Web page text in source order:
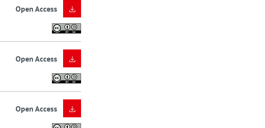
Open Access
Open Access
Open Access